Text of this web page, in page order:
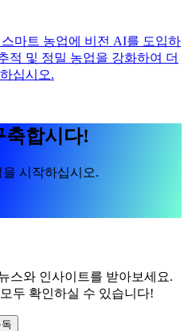
마트 농업에 비전 AI를 도입하
적 및 정밀 농업을 강화하여 더
십시오.
축합시다!
시작하십시오.
스와 인사이트를 받아보세요.
두 확인하실 수 있습니다!